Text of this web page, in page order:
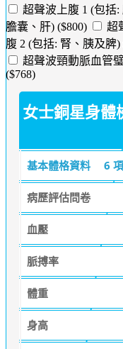
超聲波上腹 1 (包括:
膽囊、肝) ($800)
超
腹 2 (包括: 腎、胰及脾)
超聲波頸動脈血管
($768)
女士銅星身體
基本體格資料 6 項
病歷評估問卷
血壓
脈搏率
體重
身高